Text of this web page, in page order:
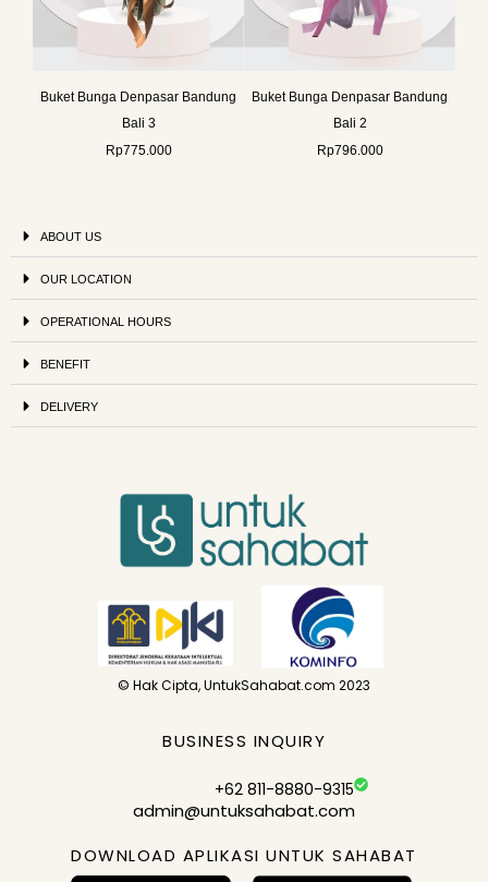
Buket Bunga Denpasar Bandung
Bali 3
Rp775.000
Buket Bunga Denpasar Bandung
Bali 2
Rp796.000
ABOUT US
OUR LOCATION
OPERATIONAL HOURS
BENEFIT
DELIVERY
© Hak Cipta, UntukSahabat.com 2023
BUSINESS INQUIRY
+62 811-8880-9315
admin@untuksahabat.com
DOWNLOAD APLIKASI UNTUK SAHABAT